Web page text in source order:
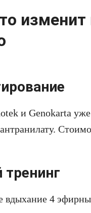
изменит
и Genokarta
4